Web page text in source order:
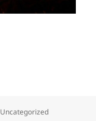
Kategorien
Uncategorized